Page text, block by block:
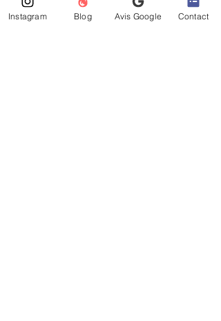
Prix
21.90 CHF
Taxe Incluse
Instagram Blog Avis Google Contact